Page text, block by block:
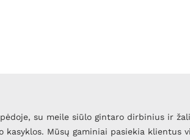
su meile siūlo gintaro dirbinius ir
kasyklos. Mūsų gaminiai pasiekia klientus